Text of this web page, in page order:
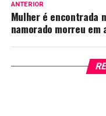
ANTERIOR
Mulher é encontrada
namorado morreu